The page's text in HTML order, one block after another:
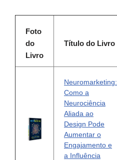
Foto
do
Livro
Título do Livro
Neuromarketing:
Como a
Neurociência
Aliada ao
Design Pode
Aumentar o
Engajamento e
a Influência